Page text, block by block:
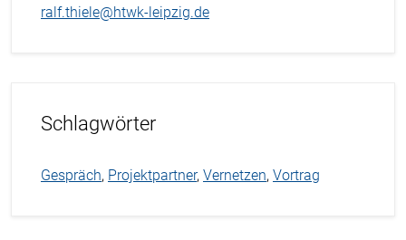
ralf.thiele@htwk-leipzig.de
Schlagwörter
Gespräch, Projektpartner, Vernetzen, Vortrag